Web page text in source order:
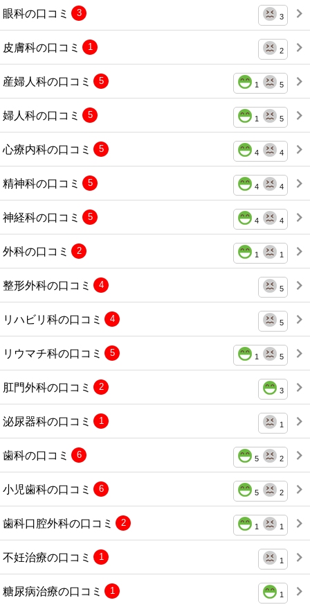
眼科の口コミ 3
3
皮膚科の口コミ 2
1
産婦人科の口コミ 1 5
5
婦人科の口コミ 1 5
5
心療内科の口コミ 4 4
5
精神科の口コミ 4 4
5
神経科の口コミ 4 4
5
外科の口コミ 1 1
2
整形外科の口コミ 5
4
リハビリ科の口コミ 5
4
リウマチ科の口コミ 1 5
5
肛門外科の口コミ 3
2
泌尿器科の口コミ 1
1
歯科の口コミ 5 2
6
小児歯科の口コミ 5 2
6
歯科口腔外科の口コミ 1 1
2
不妊治療の口コミ 1
1
糖尿病治療の口コミ 1
1